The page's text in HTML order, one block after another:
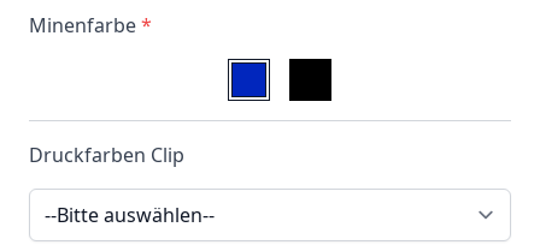
Minenfarbe*
Druckfarben Clip